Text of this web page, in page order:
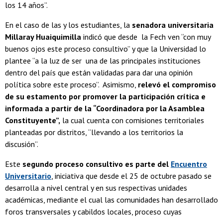
los 14 años”.
En el caso de las y los estudiantes, la senadora universitaria
Millaray Huaiquimilla indicó que desde la Fech ven “con muy
buenos ojos este proceso consultivo” y que la Universidad lo
plantee “a la luz de ser una de las principales instituciones
dentro del país que están validadas para dar una opinión
política sobre este proceso”. Asimismo, relevó el compromiso
de su estamento por promover la participación crítica e
informada a partir de la “Coordinadora por la Asamblea
Constituyente”, la cual cuenta con comisiones territoriales
planteadas por distritos, “llevando a los territorios la
discusión”.
Este segundo proceso consultivo es parte del Encuentro
Universitario, iniciativa que desde el 25 de octubre pasado se
desarrolla a nivel central y en sus respectivas unidades
académicas, mediante el cual las comunidades han desarrollado
foros transversales y cabildos locales, proceso cuyas